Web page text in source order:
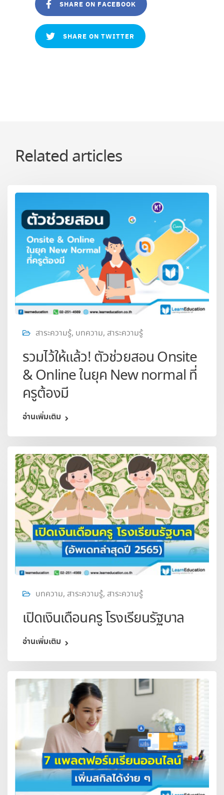
SHARE ON FACEBOOK
SHARE ON TWITTER
Related articles
สาระความรู้, บทความ, สาระความรู้
รวมไว้ให้แล้ว! ตัวช่วยสอน Onsite
& Online ในยุค New normal ที่
ครูต้องมี
อ่านเพิ่มเติม
บทความ, สาระความรู้, สาระความรู้
เปิดเงินเดือนครู โรงเรียนรัฐบาล
อ่านเพิ่มเติม